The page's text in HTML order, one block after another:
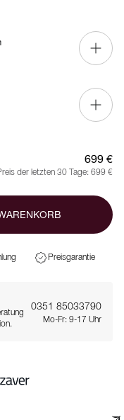
699 €
der letzten 30 Tage: 699 €
Preisgarantie
0351 85033790
Mo-Fr: 9-17 Uhr